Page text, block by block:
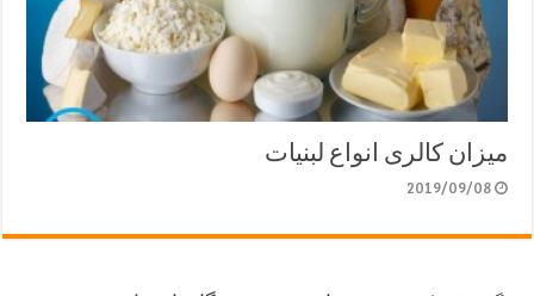
میزان کالری انواع لبنیات
2019/09/08